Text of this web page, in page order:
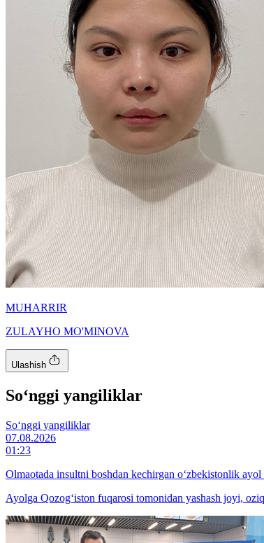
MUHARRIR
ZULAYHO MO'MINOVA
Ulashish
So‘nggi yangiliklar
So‘nggi yangiliklar
07.08.2026
01:23
Olmaotada insultni boshdan kechirgan o‘zbekistonlik
Ayolga Qozog‘iston fuqarosi tomonidan yashash joyi,